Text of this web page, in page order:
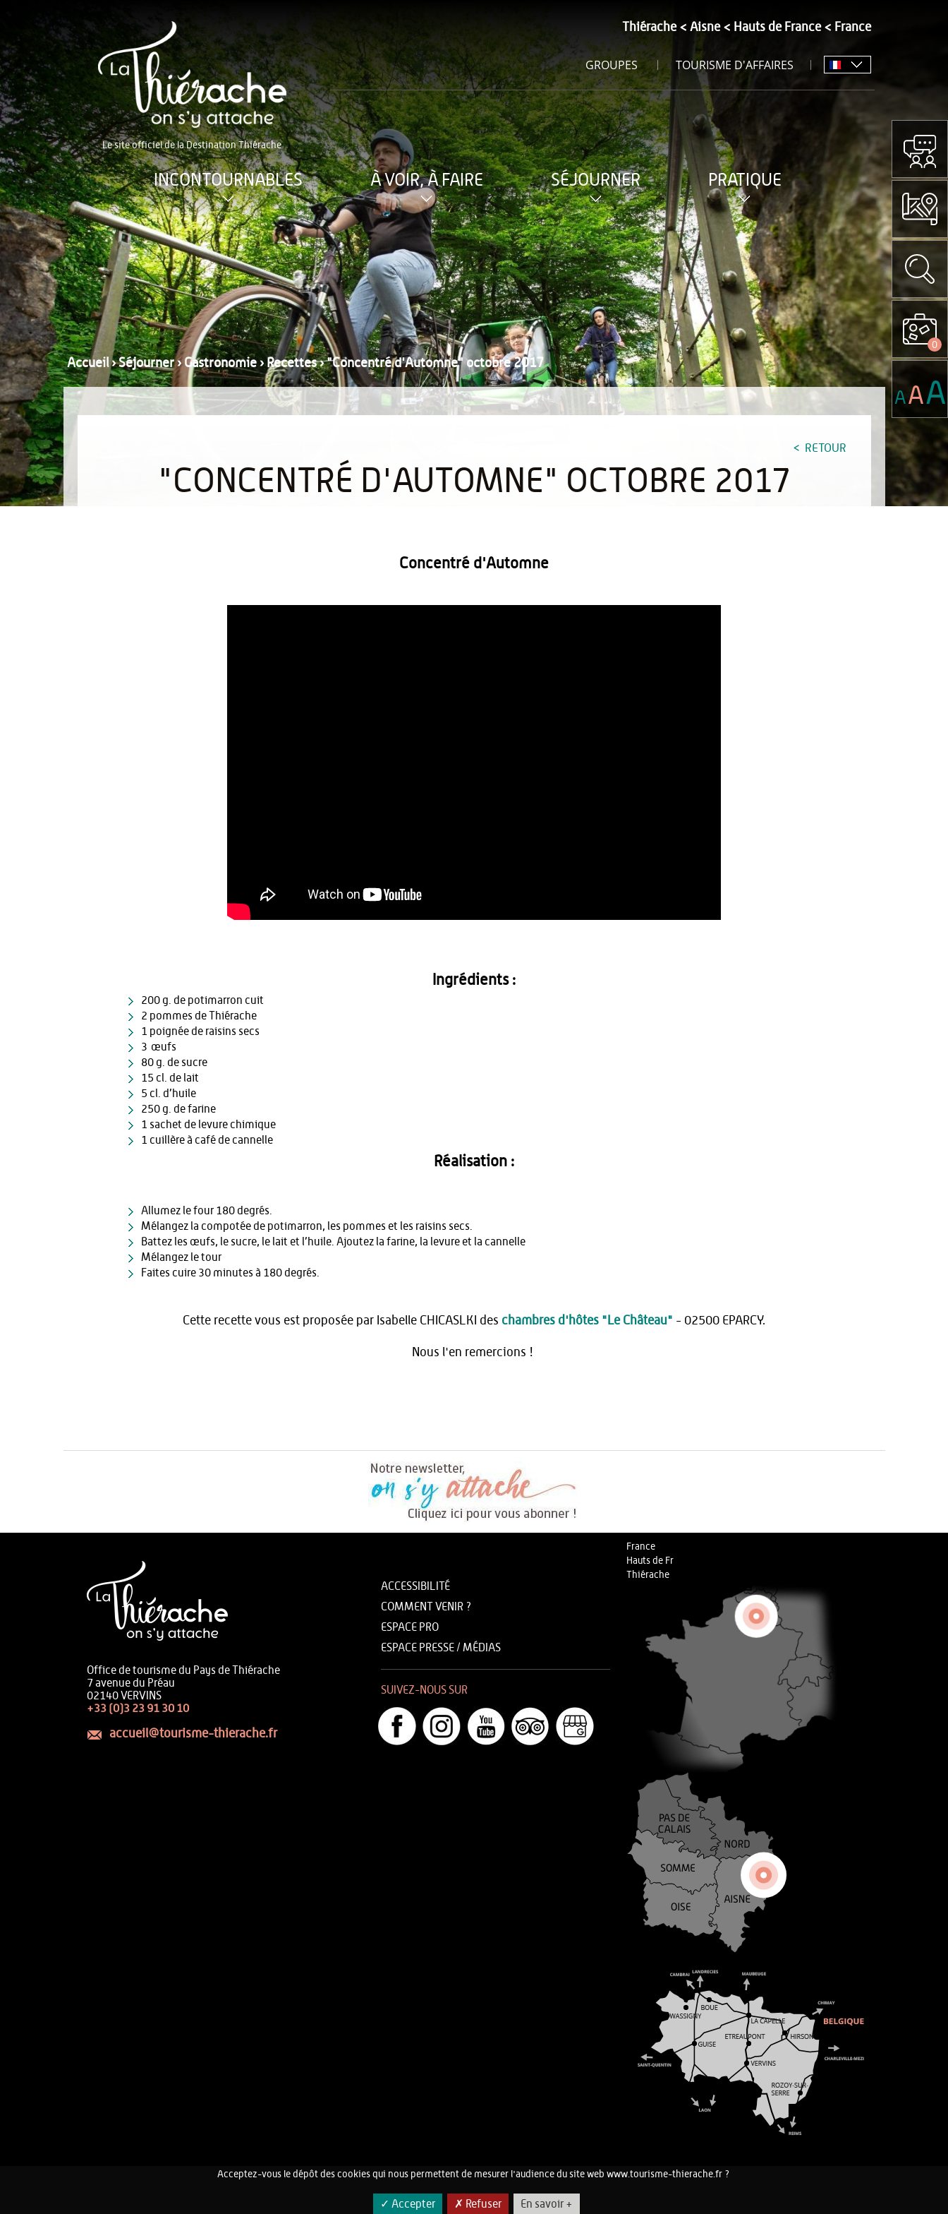
Le site officiel de la Destination Thiérache
Thiérache Aisne Hauts de France France
GROUPES TOURISME D'AFFAIRES
INCONTOURNABLES À VOIR, À FAIRE SÉJOURNER PRATIQUE
Accueil›Séjourner› Gastronomie › Recettes›"Concentré d'Automne" octobre 2017
RETOUR
"CONCENTRÉ D'AUTOMNE" OCTOBRE 2017
Concentré d'Automne
Ingrédients :
200 g. de potimarron cuit
2 pommes de Thiérache
1 poignée de raisins secs
3 œufs
80 g. de sucre
15 cl. de lait
5 cl. d’huile
250 g. de farine
1 sachet de levure chimique
1 cuillère à café de cannelle
Réalisation :
Allumez le four 180 degrés.
Mélangez la compotée de potimarron, les pommes et les raisins secs.
Battez les œufs, le sucre, le lait et l’huile. Ajoutez la farine, la levure et la cannelle
Mélangez le tour
Faites cuire 30 minutes à 180 degrés.
Cette recette vous est proposée par Isabelle CHICASLKI des chambres d'hôtes "Le Château" - 02500 EPARCY.
Nous l'en remercions !
Office de tourisme du Pays de Thiérache
7 avenue du Préau
02140 VERVINS
+33 (0)3 23 91 30 10
accueil@tourisme-thierache.fr
ACCESSIBILITÉ
COMMENT VENIR ?
ESPACE PRO
ESPACE PRESSE / MÉDIAS
SUIVEZ-NOUS SUR
France
Hauts de Fr
Thiérache
CONTACT MENTIONS LÉGALES
0
AAA
Acceptez-vous le dépôt des cookies qui nous permettent de mesurer l'audience du site web www.tourisme-thierache.fr ?
✓ Accepter ✗ Refuser En savoir +